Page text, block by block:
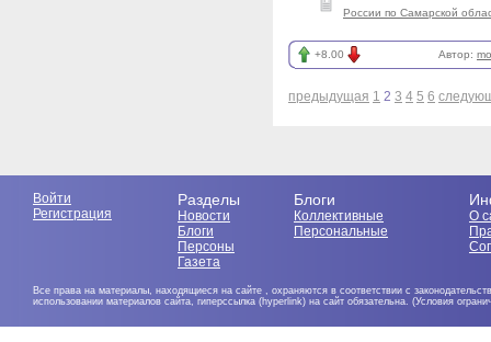
России по Самарской
+8.00 Автор:
предыдущая 1 2 3 4 5 6
Войти
Регистрация
Разделы
Новости
Блоги
Персоны
Газета
Блоги
Коллективные
Персональные
О
Все права на материалы, находящиеся на сайте , охраняются в соответствии с
использовании материалов сайта, гиперссылка (hyperlink) на сайт обязательна. (Условия